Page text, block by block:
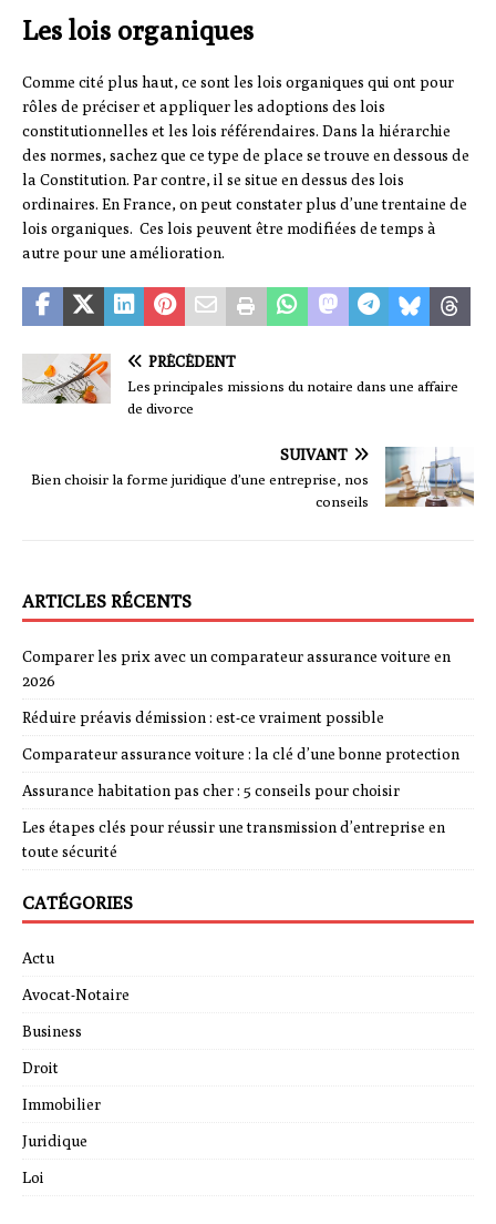
Les lois organiques
Comme cité plus haut, ce sont les lois organiques qui ont pour
rôles de préciser et appliquer les adoptions des lois
constitutionnelles et les lois référendaires. Dans la hiérarchie
des normes, sachez que ce type de place se trouve en dessous de
la Constitution. Par contre, il se situe en dessus des lois
ordinaires. En France, on peut constater plus d’une trentaine de
lois organiques. Ces lois peuvent être modifiées de temps à
autre pour une amélioration.
PRÉCÉDENT
Les principales missions du notaire dans une affaire
de divorce
SUIVANT
Bien choisir la forme juridique d’une entreprise, nos
conseils
ARTICLES RÉCENTS
Comparer les prix avec un comparateur assurance voiture en
2026
Réduire préavis démission : est-ce vraiment possible
Comparateur assurance voiture : la clé d’une bonne protection
Assurance habitation pas cher : 5 conseils pour choisir
Les étapes clés pour réussir une transmission d’entreprise en
toute sécurité
CATÉGORIES
Actu
Avocat-Notaire
Business
Droit
Immobilier
Juridique
Loi